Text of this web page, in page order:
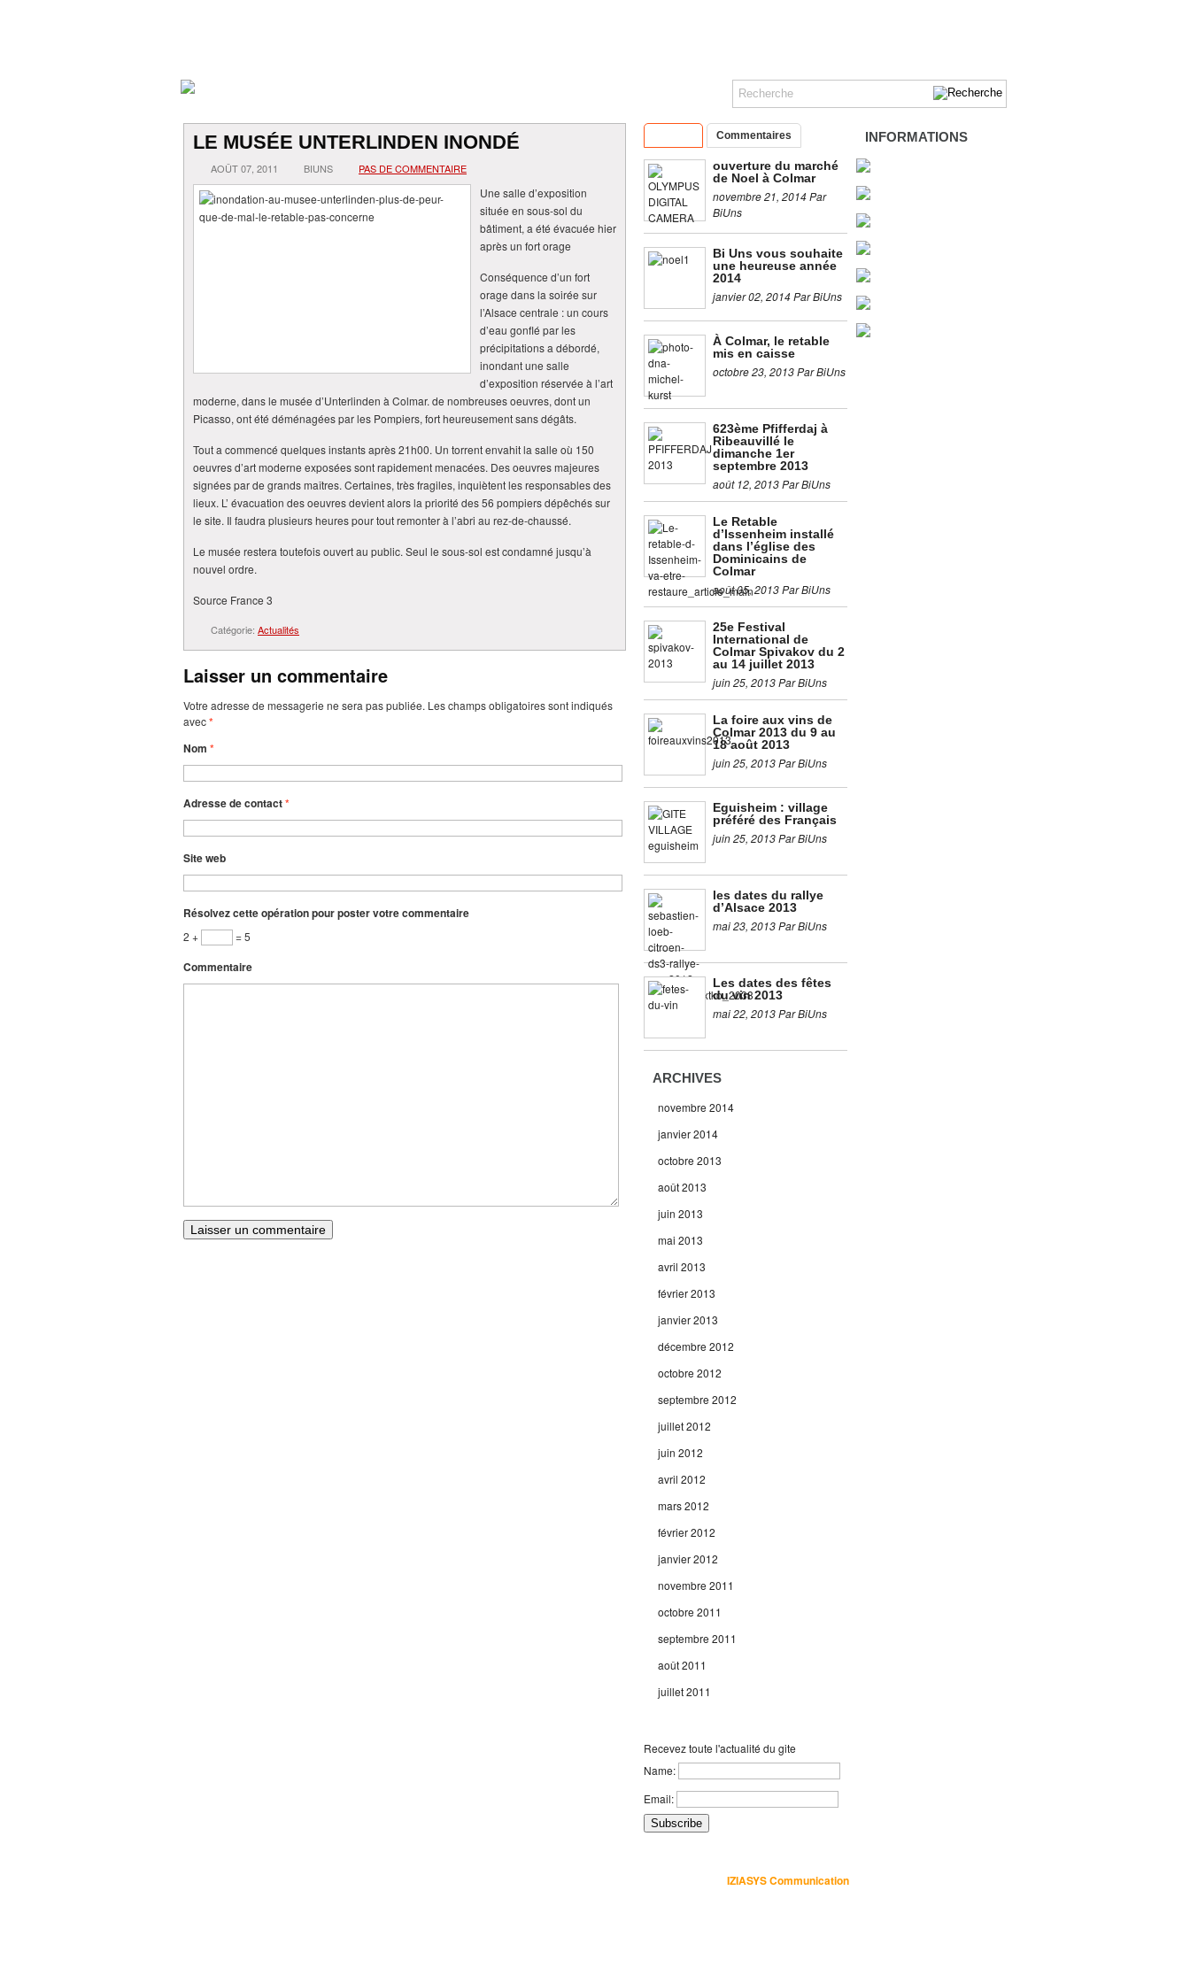
LE MUSÉE UNTERLINDEN INONDÉ
AOÛT 07, 2011 BIUNS PAS DE COMMENTAIRE
Une salle d’exposition
située en sous-sol du
bâtiment, a été évacuée hier
après un fort orage
Conséquence d’un fort
orage dans la soirée sur
l’Alsace centrale : un cours
d’eau gonflé par les
précipitations a débordé,
inondant une salle
d’exposition réservée à l’art
moderne, dans le musée d’Unterlinden à Colmar. de nombreuses oeuvres, dont un
Picasso, ont été déménagées par les Pompiers, fort heureusement sans dégâts.
Tout a commencé quelques instants après 21h00. Un torrent envahit la salle où 150
oeuvres d’art moderne exposées sont rapidement menacées. Des oeuvres majeures
signées par de grands maîtres. Certaines, très fragiles, inquiètent les responsables des
lieux. L’ évacuation des oeuvres devient alors la priorité des 56 pompiers dépêchés sur
le site. Il faudra plusieurs heures pour tout remonter à l’abri au rez-de-chaussé.
Le musée restera toutefois ouvert au public. Seul le sous-sol est condamné jusqu’à
nouvel ordre.
Source France 3
Catégorie: Actualités
Laisser un commentaire
Votre adresse de messagerie ne sera pas publiée. Les champs obligatoires sont indiqués
avec*
Nom *
Adresse de contact*
Site web
Résolvez cette opération pour poster votre commentaire
2 + = 5
Commentaire
Commentaires
ouverture du marché
de Noel à Colmar
novembre 21, 2014 Par
BiUns
Bi Uns vous souhaite
une heureuse année
2014
janvier 02, 2014 Par BiUns
À Colmar, le retable
mis en caisse
octobre 23, 2013 Par BiUns
623ème Pfifferdaj à
Ribeauvillé le
dimanche 1er
septembre 2013
août 12, 2013 Par BiUns
Le Retable
d’Issenheim installé
dans l’église des
Dominicains de
Colmar
août 05, 2013 Par BiUns
25e Festival
International de
Colmar Spivakov du 2
au 14 juillet 2013
juin 25, 2013 Par BiUns
La foire aux vins de
Colmar 2013 du 9 au
18 août 2013
juin 25, 2013 Par BiUns
Eguisheim : village
préféré des Français
juin 25, 2013 Par BiUns
les dates du rallye
d’Alsace 2013
mai 23, 2013 Par BiUns
Les dates des fêtes
du vin 2013
mai 22, 2013 Par BiUns
ARCHIVES
novembre 2014
janvier 2014
octobre 2013
août 2013
juin 2013
mai 2013
avril 2013
février 2013
janvier 2013
décembre 2012
octobre 2012
septembre 2012
juillet 2012
juin 2012
avril 2012
mars 2012
février 2012
janvier 2012
novembre 2011
octobre 2011
septembre 2011
août 2011
juillet 2011
Recevez toute l'actualité du gite
Name:
Email:
INFORMATIONS
IZIASYS Communication